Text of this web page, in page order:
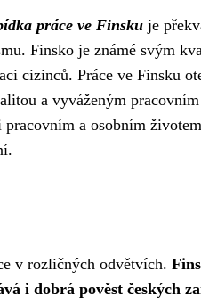
práce ve Finsku je
Finsko je známé svým
cizinců. Práce ve Finsku
a vyváženým
a osobním
v rozličných odvětvích.
i dobrá pověst českých